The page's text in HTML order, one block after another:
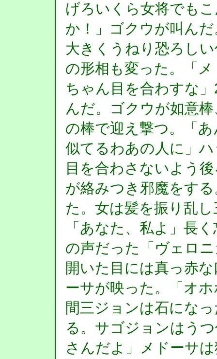
げろいくら女将でも
か！」ゴクウが叫ん
大きくうねり恐ろし
の形相も変った。「
ちゃん目を合わすな
んだ。ゴクウが如意
の棒で迎え撃つ。「
似てるわあの人に」
目を合わさないよう
が絡みつき邪魔をす
た。女は髪を振り乱
「あなた、私よ」長
の声だった「ヴェロ
開いた目には真っ赤
ーサが映った。「オ
間三ジョンは石にな
る。サゴジョンはう
さんだよ」メドーサ